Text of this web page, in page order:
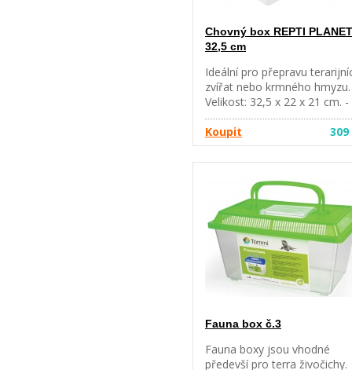
Chovný box REPTI PLANET
32,5 cm
Ideální pro přepravu
zvířat nebo krmného hmyzu.
Velikost: 32,5 x 22 x 21 cm. -
Stohovatelné - stálý přístup
krmným dvířkám z boční
- Větrací otvory z boční i
strany - Velká dvířka pro
Průhledný čirý plast pro
pozorování - Pevná
zabraňuje úniku zvířat
Koupit 309
Fauna box č.3
Fauna boxy jsou vhodné
předevší pro terra živočichy.